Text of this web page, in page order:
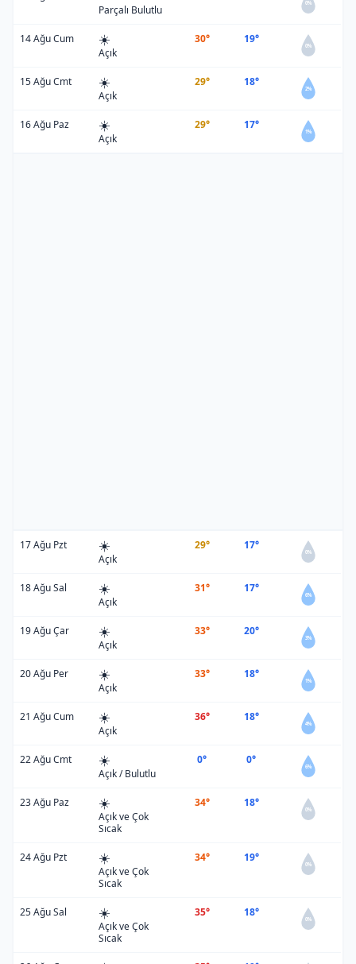
Parçalı Bulutlu
0%
14 Ağu Cum ☀️
Açık
30° 19°
0%
15 Ağu Cmt ☀️
Açık
29° 18°
2%
16 Ağu Paz ☀️
Açık
29° 17°
1%
17 Ağu Pzt ☀️
Açık
29° 17°
0%
18 Ağu Sal ☀️
Açık
31° 17°
6%
19 Ağu Çar ☀️
Açık
33° 20°
3%
20 Ağu Per ☀️
Açık
33° 18°
1%
21 Ağu Cum ☀️
Açık
36° 18°
4%
22 Ağu Cmt ☀️
Açık / Bulutlu
0° 0°
6%
23 Ağu Paz ☀️
Açık ve Çok
Sıcak
34° 18°
0%
24 Ağu Pzt ☀️
Açık ve Çok
Sıcak
34° 19°
0%
25 Ağu Sal ☀️
Açık ve Çok
Sıcak
35° 18°
0%